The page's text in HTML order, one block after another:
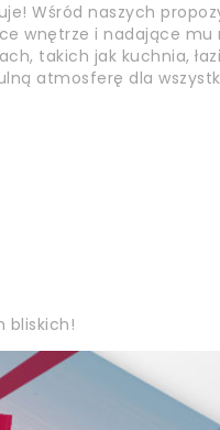
Wśród naszych
wnętrze i nadające mu
takich jak kuchnia,
atmosferę dla
bliskich!